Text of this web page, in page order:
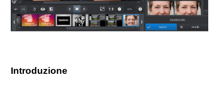
Introduzione